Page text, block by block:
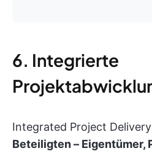
6. Integrierte
Integrated Project
Beteiligten – Eigentümer,